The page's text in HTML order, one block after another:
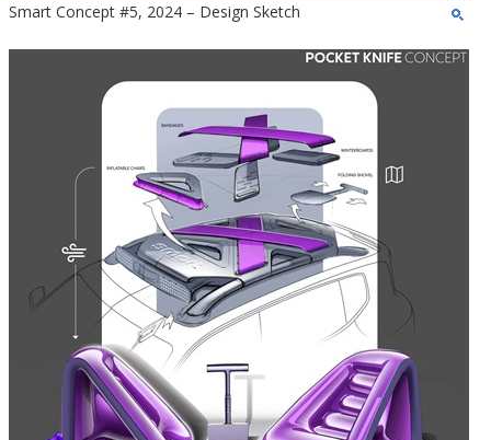
Smart Concept #5, 2024 – Design Sketch